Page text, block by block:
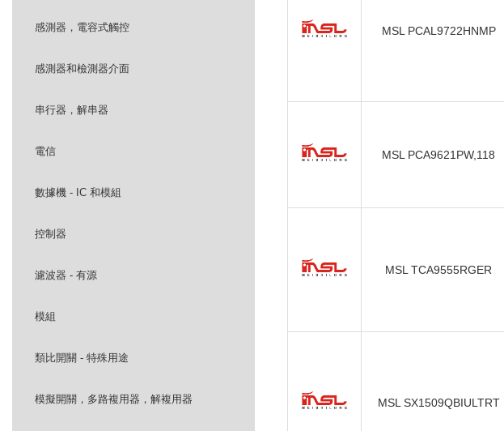
感測器，電容式觸控
感測器和檢測器介面
串行器，解串器
電信
數據機 - IC 和模組
控制器
濾波器 - 有源
模組
類比開關 - 特殊用途
模擬開關，多路複用器，解複用器
MSL PCAL9722HNMP
MSL PCA9621PW,118
MSL TCA9555RGER
MSL SX1509QBIULTRT